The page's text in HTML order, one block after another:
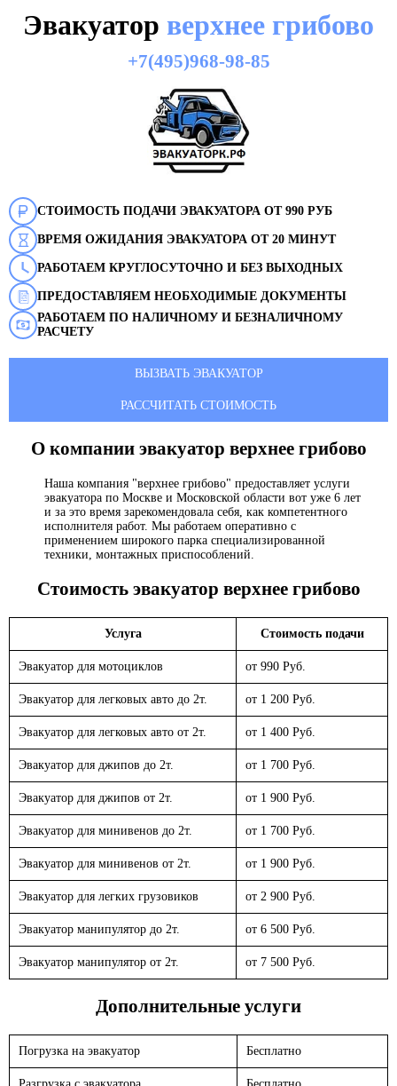
Эвакуатор верхнее грибово
+7(495)968-98-85
СТОИМОСТЬ ПОДАЧИ ЭВАКУАТОРА ОТ 990 РУБ
ВРЕМЯ ОЖИДАНИЯ ЭВАКУАТОРА ОТ 20 МИНУТ
РАБОТАЕМ КРУГЛОСУТОЧНО И БЕЗ ВЫХОДНЫХ
ПРЕДОСТАВЛЯЕМ НЕОБХОДИМЫЕ ДОКУМЕНТЫ
РАБОТАЕМ ПО НАЛИЧНОМУ И БЕЗНАЛИЧНОМУ
РАСЧЕТУ
ВЫЗВАТЬ ЭВАКУАТОР
РАССЧИТАТЬ СТОИМОСТЬ
О компании эвакуатор верхнее грибово
Наша компания "верхнее грибово" предоставляет услуги
эвакуатора по Москве и Московской области вот уже 6 лет
и за это время зарекомендовала себя, как компетентного
исполнителя работ. Мы работаем оперативно с
применением широкого парка специализированной
техники, монтажных приспособлений.
Стоимость эвакуатор верхнее грибово
Услуга Стоимость подачи
Эвакуатор для мотоциклов от 990 Руб.
Эвакуатор для легковых авто до 2т. от 1 200 Руб.
Эвакуатор для легковых авто от 2т. от 1 400 Руб.
Эвакуатор для джипов до 2т. от 1 700 Руб.
Эвакуатор для джипов от 2т. от 1 900 Руб.
Эвакуатор для минивенов до 2т. от 1 700 Руб.
Эвакуатор для минивенов от 2т. от 1 900 Руб.
Эвакуатор для легких грузовиков от 2 900 Руб.
Эвакуатор манипулятор до 2т. от 6 500 Руб.
Эвакуатор манипулятор от 2т. от 7 500 Руб.
Дополнительные услуги
Погрузка на эвакуатор Бесплатно